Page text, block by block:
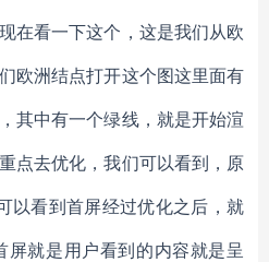
在看一下这个，这是我们从欧
欧洲结点打开这个图这里面有
其中有一个绿线，就是开始渲
点去优化，我们可以看到，原
以看到首屏经过优化之后，就
屏就是用户看到的内容就是呈